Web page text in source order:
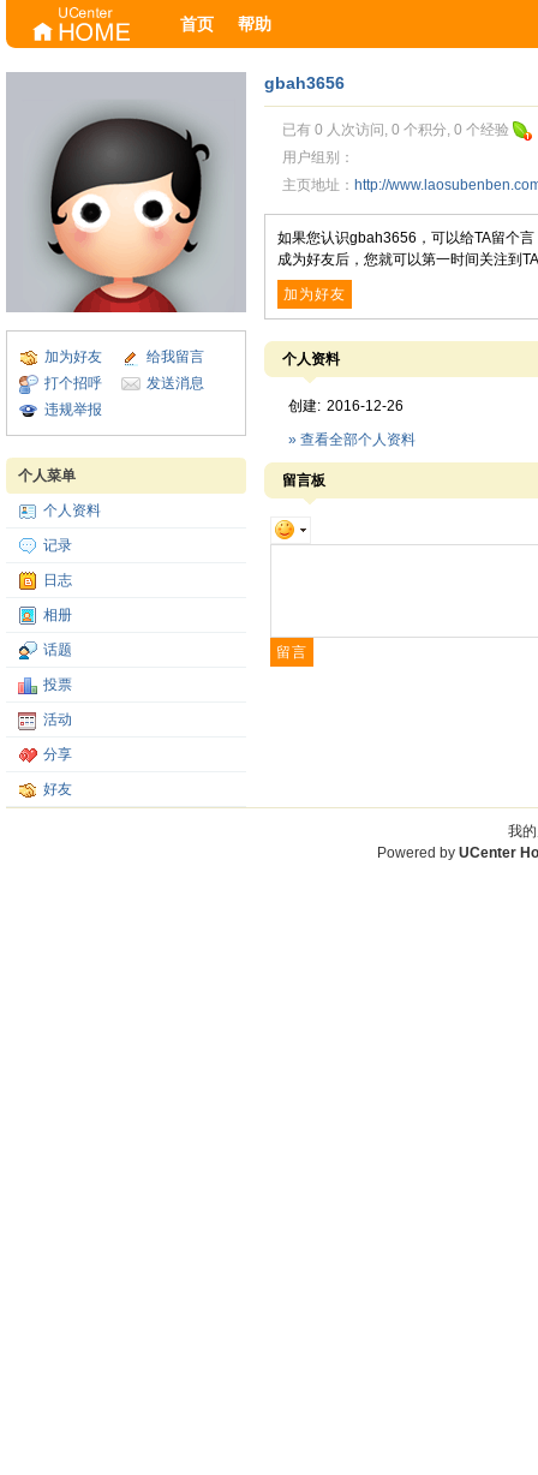
首页 帮助
加为好友
给我留言
打个招呼
发送消息
违规举报
个人菜单
个人资料
记录
日志
相册
话题
投票
活动
分享
好友
gbah3656
已有 0 人次访问, 0 个积分, 0 个经验
用户组别：
主页地址： http://
如果您认识gbah3656，可以给TA留个
成为好友后，您就可以第一时间关注到
加为好友
个人资料
创建: 2016-12-26
» 查看全部个人资料
留言板
我
Powered by UCenter